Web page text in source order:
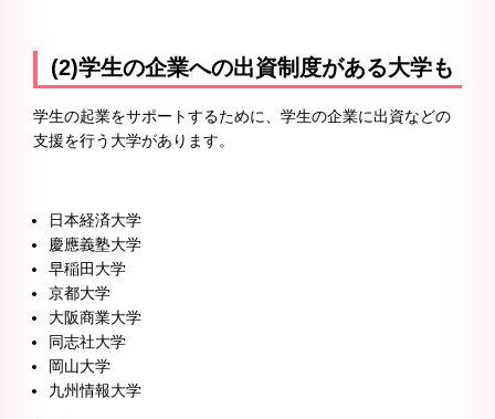
(2)学生の企業への出資制度がある大学も
学生の起業をサポートするために、学生の企業に出資などの
支援を行う大学があります。
日本経済大学
慶應義塾大学
早稲田大学
京都大学
大阪商業大学
同志社大学
岡山大学
九州情報大学